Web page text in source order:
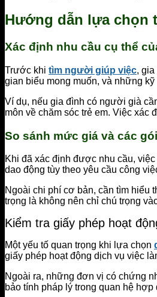
Hướng dẫn lựa chọn
Xác định nhu cầu cụ thể
Trước khi tìm người giúp việc,
gian biểu mong muốn, và những
Ví dụ, nếu gia đình có người già
môn về chăm sóc trẻ em. Việc
So sánh mức giá và các
Khi đã xác định được nhu cầu,
dao động tùy theo yêu cầu công
Ngoài chi phí cơ bản, cần tìm hiểu
trọng là không nên chỉ chú trọng
Kiểm tra giấy phép hoạt
Một yếu tố quan trọng khi lựa chọn
giấy phép hoạt động dịch vụ việc
Ngoài ra, những đơn vị có chứng
bảo tính pháp lý trong quan hệ